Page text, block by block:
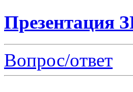
Презентация
Вопрос/ответ